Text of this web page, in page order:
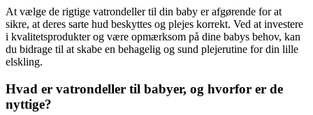
At vælge de rigtige vatrondeller til din baby er afgørende for at
sikre, at deres sarte hud beskyttes og plejes korrekt. Ved at investere
i kvalitetsprodukter og være opmærksom på dine babys behov, kan
du bidrage til at skabe en behagelig og sund plejerutine for din lille
elskling.
Hvad er vatrondeller til babyer, og hvorfor er de
nyttige?